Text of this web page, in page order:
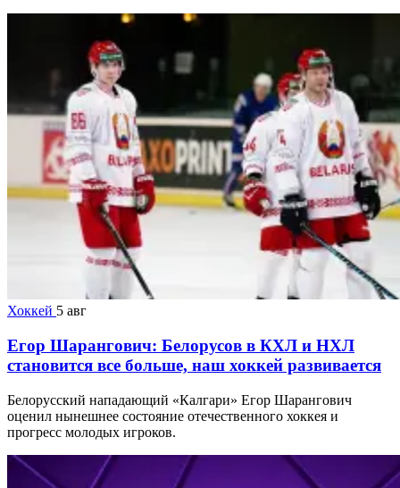
Хоккей 5 авг
Егор Шарангович: Белорусов в КХЛ и НХЛ
становится все больше, наш хоккей развивается
Белорусский нападающий «Калгари» Егор Шарангович
оценил нынешнее состояние отечественного хоккея и
прогресс молодых игроков.